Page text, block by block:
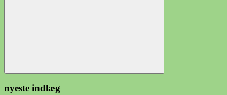
Søg
nyeste indlæg